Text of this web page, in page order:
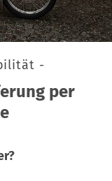
-
per